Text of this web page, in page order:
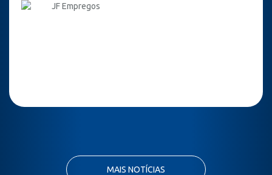
JF Empregos
MAIS NOTÍCIAS